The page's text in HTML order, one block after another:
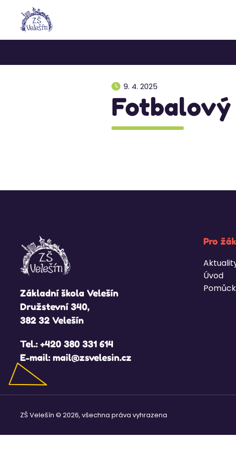
9. 4. 2025
Základní škola Velešín
Družstevní 340,
382 32 Velešín
Tel.: +420 380 331 614
E-mail: mail@zsvelesin.cz
Pro
Úvod
ZŠ Velešín © 2026, všechna práva vyhrazena